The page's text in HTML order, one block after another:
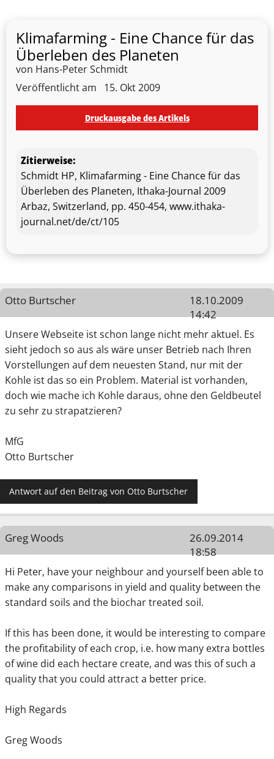
Klimafarming - Eine Chance für das
Überleben des Planeten
von Hans-Peter Schmidt
Veröffentlicht am
15. Okt 2009
Druckausgabe des Artikels
Zitierweise:
Schmidt HP, Klimafarming - Eine Chance für das
Überleben des Planeten, Ithaka-Journal 2009
Arbaz, Switzerland, pp. 450-454, www.ithaka-
journal.net/de/ct/105
Otto Burtscher
18.10.2009
14:42
Unsere Webseite ist schon lange nicht mehr aktuel. Es
sieht jedoch so aus als wäre unser Betrieb nach Ihren
Vorstellungen auf dem neuesten Stand, nur mit der
Kohle ist das so ein Problem. Material ist vorhanden,
doch wie mache ich Kohle daraus, ohne den Geldbeutel
zu sehr zu strapatzieren?
MfG
Otto Burtscher
Antwort auf den Beitrag von Otto Burtscher
Greg Woods
26.09.2014
18:58
Hi Peter, have your neighbour and yourself been able to
make any comparisons in yield and quality between the
standard soils and the biochar treated soil.
If this has been done, it would be interesting to compare
the profitability of each crop, i.e. how many extra bottles
of wine did each hectare create, and was this of such a
quality that you could attract a better price.
High Regards
Greg Woods